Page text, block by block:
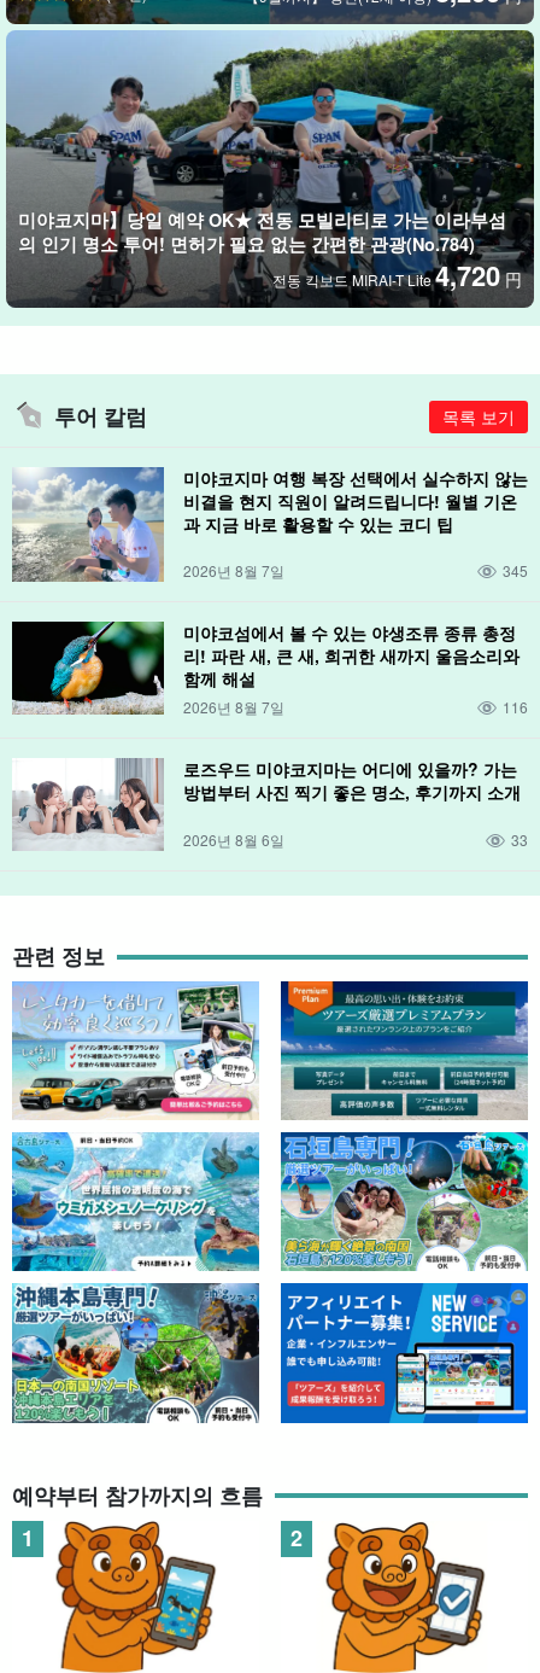
미야코지마】당일 예약 OK★ 전동 모빌리티로 가는 이라부섬
의 인기 명소 투어! 면허가 필요 없는 간편한 관광(No.784)
전동 킥보드 MIRAI-T Lite4,720 円
투어 칼럼 목록 보기
미야코지마 여행 복장 선택에서 실수하지 않는
비결을 현지 직원이 알려드립니다! 월별 기온
과 지금 바로 활용할 수 있는 코디 팁
2026년 8월 7일 345
미야코섬에서 볼 수 있는 야생조류 종류 총정
리! 파란 새, 큰 새, 희귀한 새까지 울음소리와
함께 해설
2026년 8월 7일 116
로즈우드 미야코지마는 어디에 있을까? 가는
방법부터 사진 찍기 좋은 명소, 후기까지 소개
2026년 8월 6일 33
관련 정보
예약부터 참가까지의 흐름